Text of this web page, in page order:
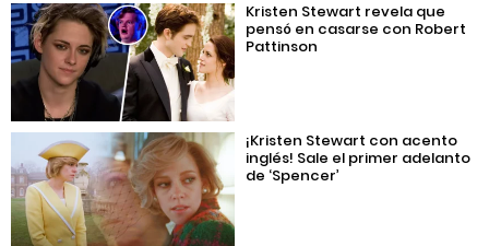
Kristen Stewart revela que
pensó en casarse con Robert
Pattinson
¡Kristen Stewart con acento
inglés! Sale el primer adelanto
de ‘Spencer’